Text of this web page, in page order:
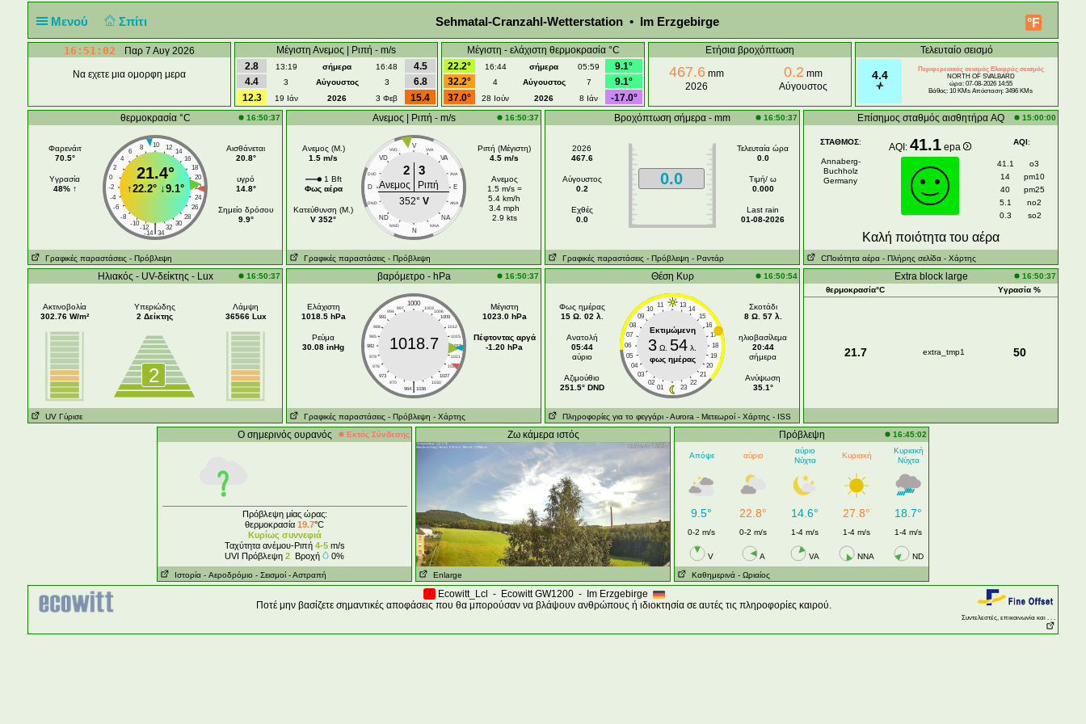
Μενού Σπίτι °F
Sehmatal-Cranzahl-Wetterstation • Im Erzgebirge
16:51:02 Παρ 7 Αυγ 2026
Να εχετε μια ομορφη μερα
Μέγιστη Ανεμος | Ριπή - m/s
2.8
13:19 σήμερα 16:48
4.5
4.4
3 Αύγουστος 3
6.8
12.3
19 Ιάν 2026 3 Φεβ 15.4
Μέγιστη - ελάχιστη θερμοκρασία °C
22.2°
16:44 σήμερα 05:59
9.1°
32.2°
4 Αύγουστος 7
9.1°
37.0°
28 Ιούν 2026 8 Ιάν -17.0°
Ετήσια βροχόπτωση
467.6 mm
2026
0.2 mm
Αύγουστος
Τελευταίο σεισμό
4.4
Περιφερειακός σεισμός Ελαφρύς σεισμός
NORTH OF SVALBARD
ώρα: 07-08-2026 14:55
Βάθος: 10 KMs Απόσταση: 3496 KMs
θερμοκρασία °C 16:50:37
Φαρενάιτ
70.5°
Υγρασία
48% ↑
10
8 12
6
14
4
16
2
18
0
20
-2
22
-4
24
-6
26
-8
28
-10
30
-12 32
|
-14 34
21.4°
↑22.2°↓9.1°
Αισθάνεται
20.8°
υγρό
14.8°
Σημείο δρόσου
9.9°
Γραφικές παραστάσεις - Πρόβλεψη
Ανεμος | Ριπή - m/s 16:50:37
Ανεμος (Μ.)
1.5 m/s
1 Bft
Φως αέρα
Κατεύθυνση (Μ.)
V 352°
V
VVD VVA
VD VA
DVD AVA
D E
DND ANA
ND NA
NND NNA
N
2 3
Ανεμος
Ριπή
352° V
Ριπή (Μέγιστη)
4.5 m/s
Ανεμος
1.5 m/s =
5.4 km/h
3.4 mph
2.9 kts
Γραφικές παραστάσεις - Πρόβλεψη
Βροχόπτωση σήμερα - mm 16:50:37
2026
467.6
Αύγουστος
0.2
Εχθές
0.0
0.0
Τελευταία ώρα
0.0
Τιμή/ ω
0.000
Last rain
01-08-2026
Γραφικές παραστάσεις - Πρόβλεψη - Ραντάρ
Επίσημος σταθμός αισθητήρα AQ 15:00:00
ΣΤΑΘΜΟΣ:
Annaberg-
Buchholz
Germany
AQI: 41.1 epa AQI:
41.1
o3
14
pm10
40
pm25
5.1
no2
0.3
so2
Kαλή ποιότητα του αέρα
CΠοιότητα αέρα - Πλήρης σελίδα - Χάρτης
Ηλιακός - UV-δείκτης - Lux 16:50:37
Ακτινοβολία
302.76 W/m²
Υπεριώδης
2 Δείκτης
2
Λάμψη
36566 Lux
UV Γύρισε
βαρόμετρο - hPa 16:50:37
Ελάχιστη
1018.5 hPa
Ρεύμα
30.08 inHg
1000
997 1003
994
1006
991
1009
988
1012
985
1015
982
1018
979
1021
976
1024
973
1027
970
1030
|
964 1036
1018.7
Μέγιστη
1023.0 hPa
Πέφτοντας αργά
-1.20 hPa
Γραφικές παραστάσεις - Πρόβλεψη - Χάρτης
Θέση Κυρ 16:50:54
Φως ημέρας
15 Ω. 02 λ.
Ανατολή
05:44
αύριο
Aζιμούθιο
251.5° DND
11 13
10
14
09
15
08
16
07
17
06
18
05
19
04
20
03
21
02
22
01 23
Εκτιμώμενη
3 Ω. 54 λ.
φως ημέρας
Σκοτάδι
8 Ω. 57 λ.
ηλιοβασίλεμα
20:44
σήμερα
Ανύψωση
35.1°
Πληροφορίες για το φεγγάρι - Αυrora - Μετεωροί - Χάρτης - ISS
Extra block large
16:50:37
θερμοκρασία°C
Υγρασία %
21.7 extra_tmp1 50
Ο σημερινός ουρανός Εκτός Σύνδεσης
Πρόβλεψη μίας ώρας:
θερμοκρασία 19.7°C
Κυρίως συννεφιά
Ταχύτητα ανέμου-Ριπή 4-5m/s
UVI Πρόβλεψη 2 Βροχή 0%
Ιστορία - Aεροδρόμιο - Σεισμοί - Αστραπή
Ζω κάμερα ιστός
Enlarge
Πρόβλεψη 16:45:02
Απόψε αύριο
αύριο
Νύχτα
Κυριακή
Κυριακή
Νύχτα
9.5° 22.8° 14.6° 27.8° 18.7°
0-2 m/s 0-2 m/s 1-4 m/s 1-4 m/s 1-4 m/s
V A VA NNA ND
Καθημερινά - Ωριαίος
!
Ecowitt_Lcl - Ecowitt GW1200 - Im Erzgebirge
Ποτέ μην βασίζετε σημαντικές αποφάσεις που θα μπορούσαν να βλάψουν ανθρώπους ή ιδιοκτησία σε αυτές τις πληροφορίες καιρού.
Συντελεστές, επικοινωνία και . . .